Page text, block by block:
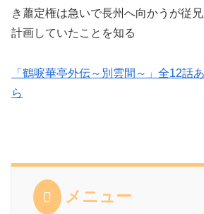
き蕭定権は急いで長州へ向かうが従
計画していたことを知る
「鶴唳華亭外伝～別雲間～」全12話
ら
メニュー